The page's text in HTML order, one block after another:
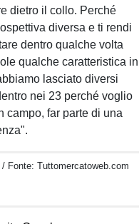
dietro il collo. Perché
diversa e ti rendi
dentro qualche volta
qualche caratteristica in
lasciato diversi
nei 23 perché voglio
campo, far parte di una
/ Fonte: Tuttomercatoweb.com